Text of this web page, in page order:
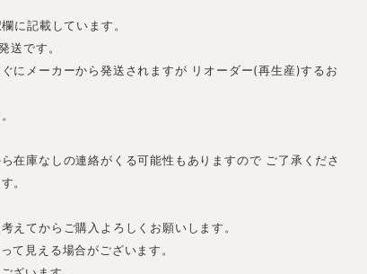
に記載しています。
送です。
にメーカーから発送されますが リオーダー(再生産)するお
在庫なしの連絡がくる可能性もありますので ご了承くださ
。
えてからご購入よろしくお願いします。
て見える場合がございます。